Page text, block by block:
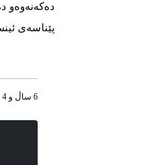
دەکەنەوەو
پێناسەی
6 ساڵ و 4 مانگ و 4 ڕۆژ و 13 کاتژمێر و 20 خوله‌ک له‌مه‌وپێش‌